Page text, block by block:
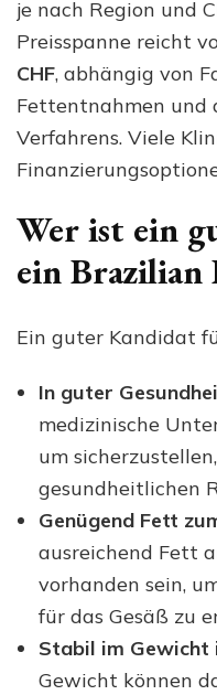
je nach Region und
Preisspanne reicht
CHF, abhängig von
Fettentnahmen und
Verfahrens. Viele
Wer ist ein
ein
Ein guter Kandidat
In guter
medizinische
um
gesundheitlichen
Genügend Fett
ausreichend Fett
vorhanden sein,
für das Gesäß zu
Stabil im Gewicht
Gewicht können